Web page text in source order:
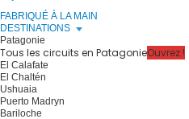
FABRIQUÉ À LA MAIN
DESTINATIONS
Patagonie
Tous les circuits en PatagonieOuvrez !
El Calafate
El Chaltén
Ushuaia
Puerto Madryn
Bariloche